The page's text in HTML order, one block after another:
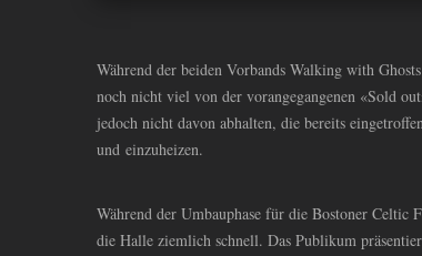
Während der beiden Vorbands Walking with
noch nicht viel von der vorangegangenen «Sold
jedoch nicht davon abhalten, die bereits
und einzuheizen.
Während der Umbauphase für die Bostoner
die Halle ziemlich schnell. Das Publikum